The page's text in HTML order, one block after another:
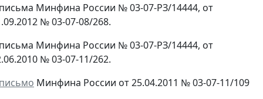
Минфина России № 03-07-РЗ/14444, от
№ 03-07-08/268.
Минфина России № 03-07-РЗ/14444, от
№ 03-07-11/262.
Минфина России от 25.04.2011 № 03-07-11/109